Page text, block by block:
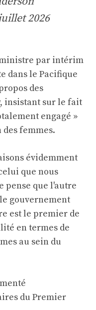
2026
par intérim
dans le Pacifique
des
insistant sur le fait
engagé »
des femmes.
évidemment
que nous
pense que l'autre
gouvernement
est le premier de
en termes de
au sein du
du Premier